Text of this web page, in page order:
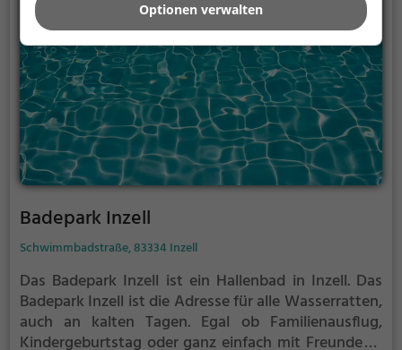
Badepark Inzell
Schwimmbadstraße, 83334 Inzell
Das Badepark Inzell ist ein Hallenbad in Inzell. Das
Badepark Inzell ist die Adresse für alle Wasserratten,
auch an kalten Tagen. Egal ob Familienausflug,
Kindergeburtstag oder ganz einfach mit Freunden -
Optionen verwalten